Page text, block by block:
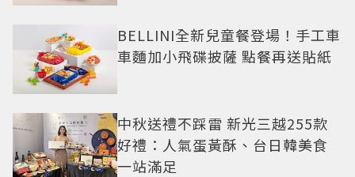
BELLINI全新兒童餐登場！手工車
車麵加小飛碟披薩 點餐再送貼紙
中秋送禮不踩雷 新光三越255款
好禮：人氣蛋黃酥、台日韓美食
一站滿足